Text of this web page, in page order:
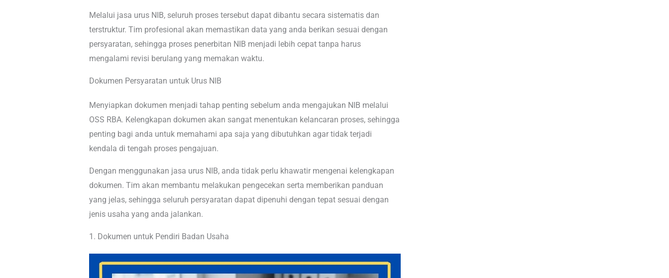
Melalui jasa urus NIB, seluruh proses tersebut dapat dibantu secara sistematis dan
terstruktur. Tim profesional akan memastikan data yang anda berikan sesuai dengan
persyaratan, sehingga proses penerbitan NIB menjadi lebih cepat tanpa harus
mengalami revisi berulang yang memakan waktu.
Dokumen Persyaratan untuk Urus NIB
Menyiapkan dokumen menjadi tahap penting sebelum anda mengajukan NIB melalui
OSS RBA. Kelengkapan dokumen akan sangat menentukan kelancaran proses, sehingga
penting bagi anda untuk memahami apa saja yang dibutuhkan agar tidak terjadi
kendala di tengah proses pengajuan.
Dengan menggunakan jasa urus NIB, anda tidak perlu khawatir mengenai kelengkapan
dokumen. Tim akan membantu melakukan pengecekan serta memberikan panduan
yang jelas, sehingga seluruh persyaratan dapat dipenuhi dengan tepat sesuai dengan
jenis usaha yang anda jalankan.
1. Dokumen untuk Pendiri Badan Usaha